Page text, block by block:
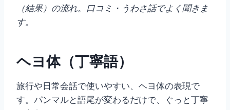
（結果）の流れ。口コミ・うわさ話でよく聞きま
す。
ヘヨ体（丁寧語）
旅行や日常会話で使いやすい、ヘヨ体の表現で
す。パンマルと語尾が変わるだけで、ぐっと丁寧